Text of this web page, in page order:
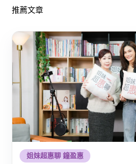
推薦文章
姐妹超惠聊 鐘盈惠